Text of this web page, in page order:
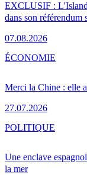
EXCLUSIF :
dans son référendum
07.08.2026
Merci la Chine : elle
27.07.2026
ÉCONOMIE
Une enclave
la mer
POLITIQUE